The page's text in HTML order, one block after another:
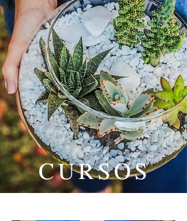
CURSOS